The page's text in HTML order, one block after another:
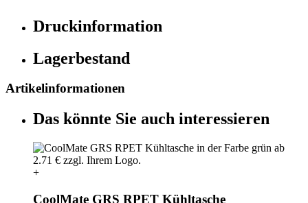
Druckinformation
Lagerbestand
Artikelinformationen
Das könnte Sie auch interessieren
+
CoolMate GRS RPET Kühltasche